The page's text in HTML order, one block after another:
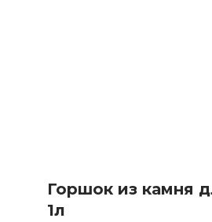
Горшок из камня
1л